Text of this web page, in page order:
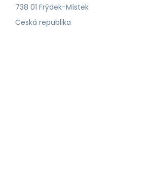
738 01 Frýdek-Místek
Česká republika